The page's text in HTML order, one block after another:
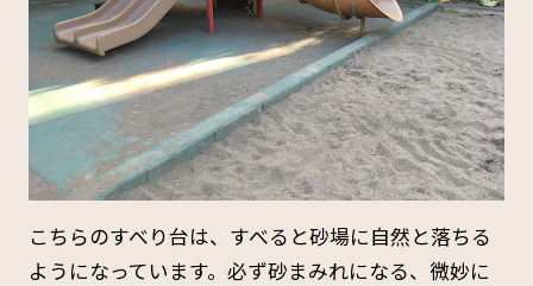
こちらのすべり台は、すべると砂場に自然と落ちる
ようになっています。必ず砂まみれになる、微妙に